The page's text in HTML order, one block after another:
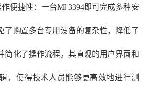
作便捷性：一台MI 3394即可完成多种安
了购置多台专用设备的复杂性，降低了
简化了操作流程。其直观的用户界面和
，使得技术人员能够更高效地进行测